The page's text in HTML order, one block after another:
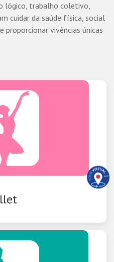
lógico, trabalho coletivo,
cuidar da saúde física, social
proporcionar vivências únicas